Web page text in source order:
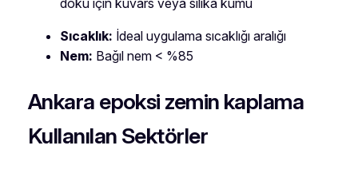
Sıcaklık: İdeal uygulama sıcaklığı aralığı
Nem: Bağıl nem < %85
Ankara epoksi zemin kaplama
Kullanılan Sektörler